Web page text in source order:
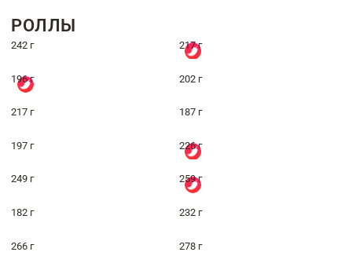
РОЛЛЫ
242 г 217 г
196 г 202 г
217 г 187 г
197 г 226 г
249 г 259 г
182 г 232 г
266 г 278 г